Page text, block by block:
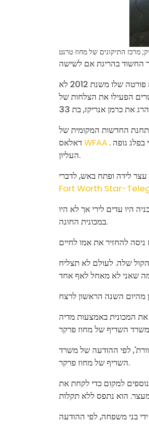
מרכז התיקונים של מחוז טרנט
סגני משרד השריף של מחוז פרקר עצרו את הקטור אלחנדרו ריברה, בן 18, מכיוון שלקיה פורטה שלו משנת 2012 לא
הפעילו את הצלחות של
בפורט וורת', טקסס, לפי תחנת החדשות המקומית של
WFAA . המשטרה הגיעה לבלוק 200 של רחוב מייסון ווסט, שם אנריקז עם מספר פצעי ירי בפלג גופה
העליון.
לידה ופתח באש, לדברי
Fort Worth Star-
היו עדים לירי אך לא היו
במכונית החונה.
שלה. לעולם לא תצליח
אמר לסגניו כי רכש את המכונית באמצעות מדיה
לפי ההודעה של משרד
השריף של מחוז פרקר.
למקום כדי לקחת את